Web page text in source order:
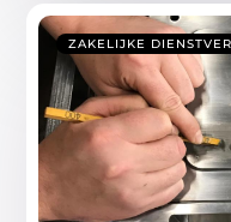
ZAKELIJKE